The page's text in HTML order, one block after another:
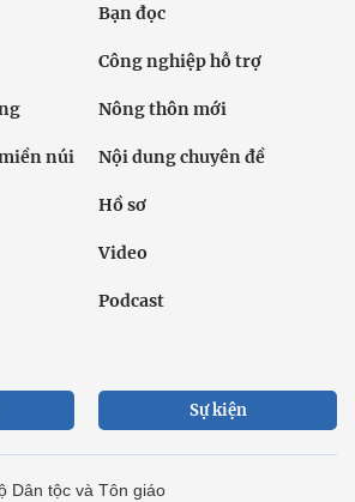
Bạn đọc
Công nghiệp hỗ trợ
Nông thôn mới
núi Nội dung chuyên đề
Hồ sơ
Video
Podcast
Sự kiện
Dân tộc và Tôn giáo